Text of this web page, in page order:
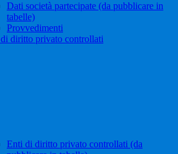
Dati società partecipate (da pubblicare in
tabelle)
Provvedimenti
diritto privato controllati
Enti di diritto privato controllati (da